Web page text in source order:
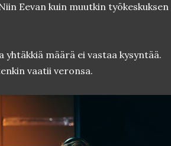
Eevan kuin muutkin työkeskuksen
määrä ei vastaa kysyntää.
vaatii veronsa.